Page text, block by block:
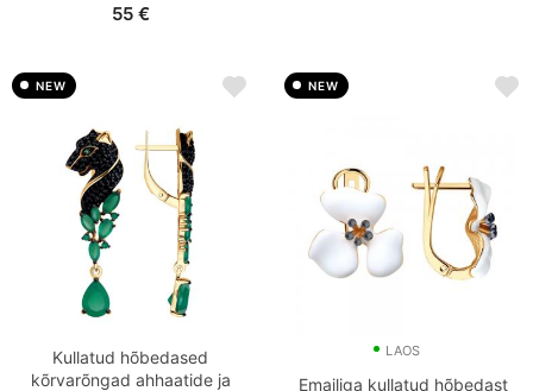
55 €
NEW
Kullatud hõbedased
kõrvarõngad ahhaatide ja
NEW
LAOS
Emailiga kullatud hõbedast